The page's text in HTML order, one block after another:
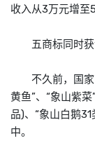
收入从3万元增至5
五商标同时获
不久前，国家
黄鱼”、“象山紫
品)、“象山白鹅
中。